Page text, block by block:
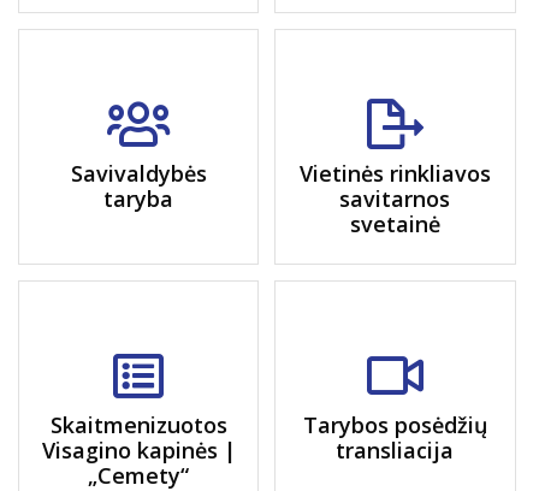
Savivaldybės
taryba
Vietinės rinkliavos
savitarnos
svetainė
Skaitmenizuotos
Visagino kapinės |
„Cemety“
Tarybos posėdžių
transliacija